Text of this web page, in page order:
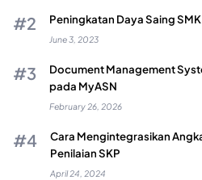
Peningkatan Daya Saing
June 3, 2023
Document Management
pada MyASN
February 26, 2026
Cara Mengintegrasikan
Penilaian SKP
April 24, 2024